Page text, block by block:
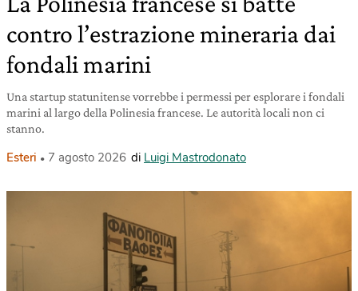
contro l’estrazione mineraria dai
fondali marini
Una startup statunitense vorrebbe i permessi per esplorare i fondali
marini al largo della Polinesia francese. Le autorità locali non ci
stanno.
Esteri 7 agosto 2026 di Luigi Mastrodonato